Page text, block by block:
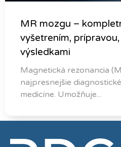
MR mozgu –
vyšetrením,
výsledkami
Magnetická rezonancia
najpresnejšie
medicíne. Umožňuje...